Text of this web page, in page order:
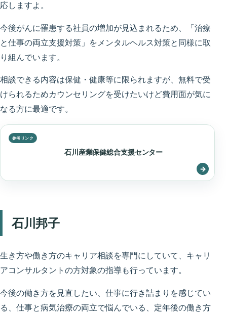
応しますよ。
今後がんに罹患する社員の増加が見込まれるため、「治療
と仕事の両立支援対策」をメンタルヘルス対策と同様に取
り組んでいます。
相談できる内容は保健・健康等に限られますが、無料で受
けられるためカウンセリングを受けたいけど費用面が気に
なる方に最適です。
石川産業保健総合支援センター
石川邦子
生き方や働き方のキャリア相談を専門にしていて、キャリ
アコンサルタントの方対象の指導も行っています。
今後の働き方を見直したい、仕事に行き詰まりを感じてい
る、仕事と病気治療の両立で悩んでいる、定年後の働き方